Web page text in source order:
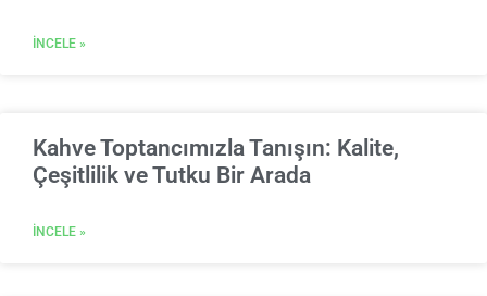
İNCELE »
Kahve Toptancımızla Tanışın: Kalite,
Çeşitlilik ve Tutku Bir Arada
İNCELE »